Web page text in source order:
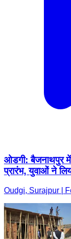
ओडगी: बैजनाथपुर में
प्रारंभ, युवाओं ने
Oudgi, Surajpur |